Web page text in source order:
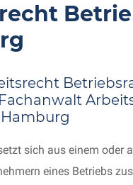
sich aus einem oder
eines Betriebs